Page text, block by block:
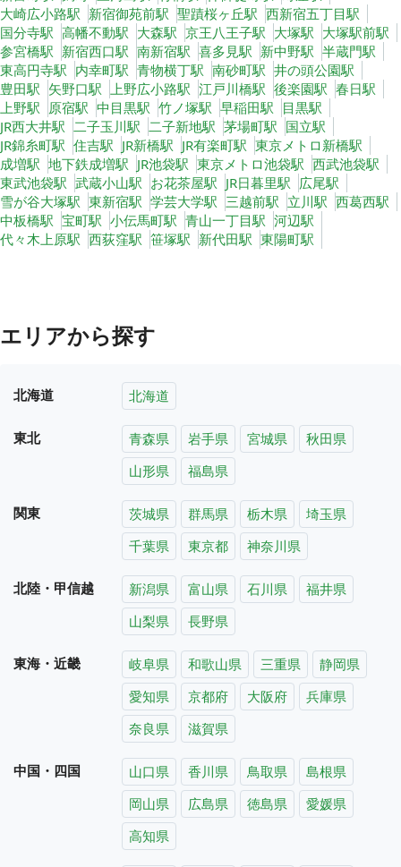
大崎広小路駅 新宿御苑前駅 聖蹟桜ヶ丘駅 西新宿五丁目駅
国分寺駅 高幡不動駅 大森駅 京王八王子駅 大塚駅 大塚駅前駅
参宮橋駅 新宿西口駅 南新宿駅 喜多見駅 新中野駅 半蔵門駅
東高円寺駅 内幸町駅 青物横丁駅 南砂町駅 井の頭公園駅
豊田駅 矢野口駅 上野広小路駅 江戸川橋駅 後楽園駅 春日駅
上野駅 原宿駅 中目黒駅 竹ノ塚駅 早稲田駅 目黒駅
JR西大井駅 二子玉川駅 二子新地駅 茅場町駅 国立駅
JR錦糸町駅 住吉駅 JR新橋駅 JR有楽町駅 東京メトロ新橋駅
成増駅 地下鉄成増駅 JR池袋駅 東京メトロ池袋駅 西武池袋駅
東武池袋駅 武蔵小山駅 お花茶屋駅 JR日暮里駅 広尾駅
雪が谷大塚駅 東新宿駅 学芸大学駅 三越前駅 立川駅 西葛西駅
中板橋駅 宝町駅 小伝馬町駅 青山一丁目駅 河辺駅
代々木上原駅 西荻窪駅 笹塚駅 新代田駅 東陽町駅
エリアから探す
北海道 北海道
東北 青森県 岩手県 宮城県
秋田県
山形県
福島県
関東 茨城県 群馬県 栃木県
埼玉県
千葉県
東京都 神奈川県
北陸・甲信越 新潟県 富山県 石川県
福井県
山梨県
長野県
東海・近畿 岐阜県 和歌山県 三重県
静岡県
愛知県
京都府 大阪府
兵庫県
奈良県
滋賀県
中国・四国 山口県 香川県 鳥取県
島根県
岡山県
広島県 徳島県
愛媛県
高知県